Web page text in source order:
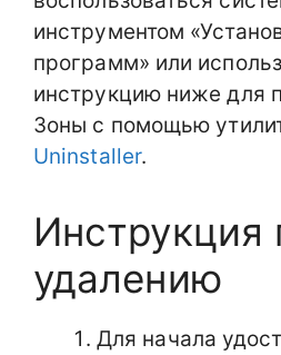
инструментом
программ» или
инструкцию ниже для
Зоны с помощью
Uninstaller.
Инструкция
удалению
Для начала